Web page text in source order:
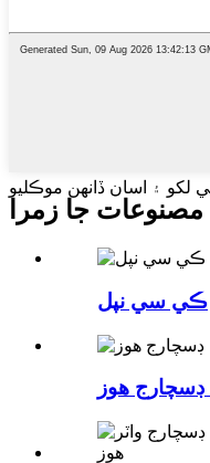
لکو ۽ اسان ڏانهن موڪليو
مصنوعات جا زمرا
ڪي سي نپل
هوز